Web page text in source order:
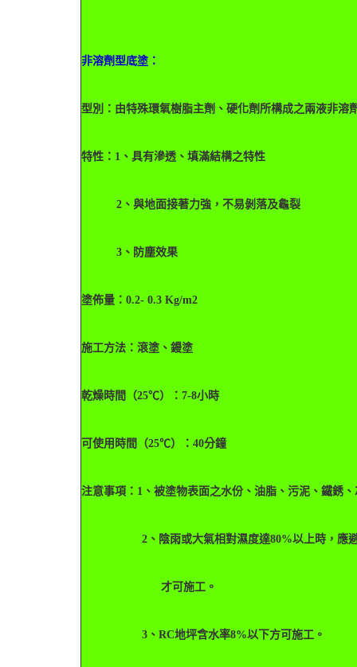
非溶劑型底塗：
型別：由特殊環氧樹脂主劑、硬化劑所構成之兩液非溶
特性： 1、具有滲透、填滿結構之特性
2、與地面接著力強，不易剝落及龜裂
3、防塵效果
塗佈量：0.2- 0.3 Kg/m2
施工方法：滾塗、鏝塗
乾燥時間（25℃）：7-8小時
可使用時間（25℃）：40分鐘
注意事項：1、被塗物表面之水份、油脂、污泥、鐵銹
2、陰雨或大氣相對濕度達80%以上時，應避免
才可施工。
3、RC地坪含水率8%以下方可施工。